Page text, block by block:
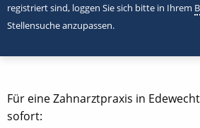
registriert sind, loggen Sie sich bitte in Ihrem
Stellensuche anzupassen.
Für eine Zahnarztpraxis in
sofort: